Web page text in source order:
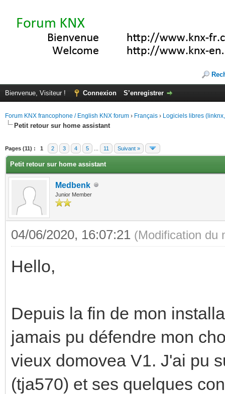
Bienvenue, Visiteur ! Connexion S’enregistrer
Forum KNX francophone / English KNX forum › Français › Logiciels libres
Petit retour sur home assistant
Pages (11) : 1 2 3 4 5 11 Suivant »
Petit retour sur home assistant
Medbenk
Junior Member
04/06/2020, 16:07:21 (Modification du
Hello,
Depuis la fin de mon
jamais pu défendre mon
vieux domovea V1. J'ai pu
(tja570) et ses quelques